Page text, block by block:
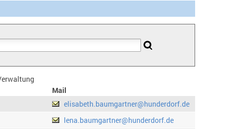
Mail
elisabeth.baumgartner@hunderdorf.de
lena.baumgartner@hunderdorf.de